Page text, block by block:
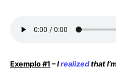
Exemplo #1 –Irealizedthat